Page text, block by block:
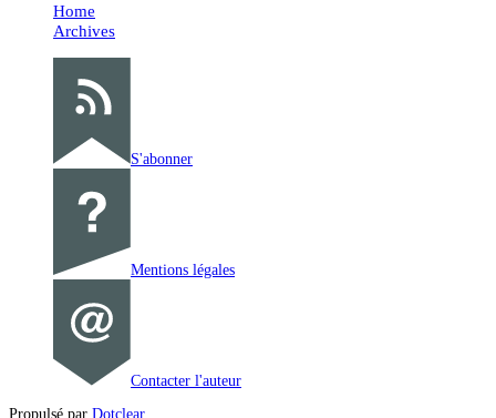
Home
Archives
S'abonner
Mentions légales
Contacter l'auteur
Propulsé par Dotclear